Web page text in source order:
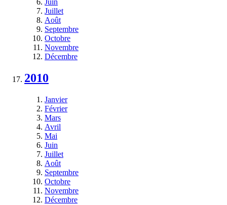
Juin
Juillet
Août
Septembre
Octobre
Novembre
Décembre
2010
Janvier
Février
Mars
Avril
Mai
Juin
Juillet
Août
Septembre
Octobre
Novembre
Décembre